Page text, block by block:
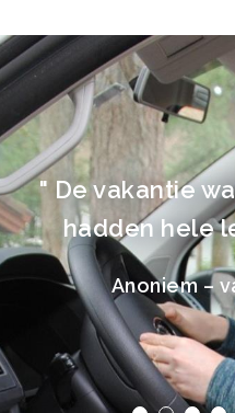
" De vakantie
hadden hele
Anoniem –